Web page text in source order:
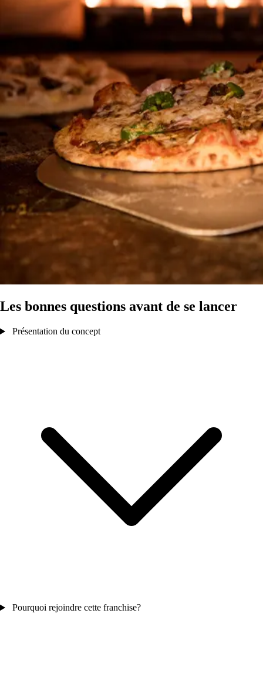
Les bonnes questions avant de se lancer
Présentation du concept
Pourquoi rejoindre cette franchise?